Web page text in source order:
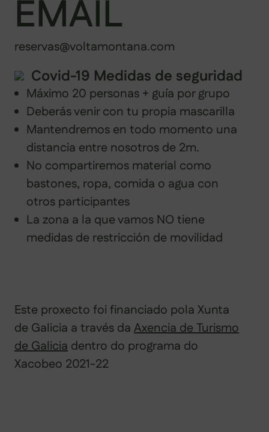
EMAIL
reservas@voltamontana.com
Covid-19 Medidas de seguridad
Máximo 20 personas + guía por grupo
Deberás venir con tu propia mascarilla
Mantendremos en todo momento una
distancia entre nosotros de 2m.
No compartiremos material como
bastones, ropa, comida o agua con
otros participantes
La zona a la que vamos NO tiene
medidas de restricción de movilidad
Este proxecto foi financiado pola Xunta
de Galicia a través da Axencia de Turismo
de Galicia dentro do programa do
Xacobeo 2021-22